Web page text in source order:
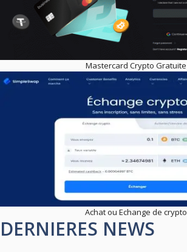
Mastercard Crypto Gratuite
Achat ou Echange de crypto
DERNIERES NEWS